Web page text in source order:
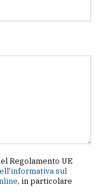
Regolamento UE
sul
, in particolare